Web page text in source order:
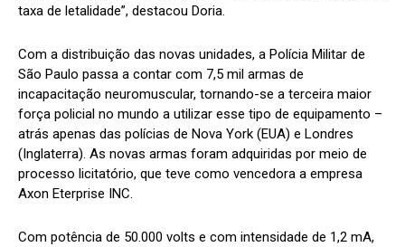
taxa de letalidade”, destacou Doria.
Com a distribuição das novas unidades, a Polícia Militar de
São Paulo passa a contar com 7,5 mil armas de
incapacitação neuromuscular, tornando-se a terceira maior
força policial no mundo a utilizar esse tipo de equipamento –
atrás apenas das polícias de Nova York (EUA) e Londres
(Inglaterra). As novas armas foram adquiridas por meio de
processo licitatório, que teve como vencedora a empresa
Axon Eterprise INC.
Com potência de 50.000 volts e com intensidade de 1,2 mA,